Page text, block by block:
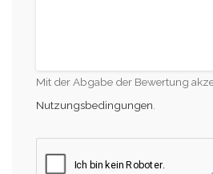
Mit der Abgabe der Bewertung
Nutzungsbedingungen